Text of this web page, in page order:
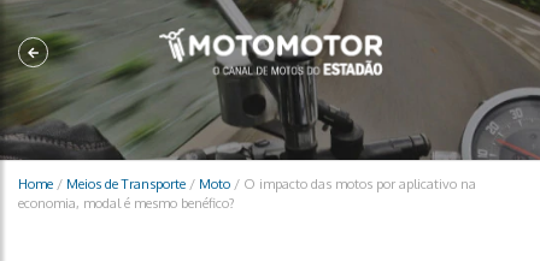
Home / Meios de Transporte / Moto / O impacto das motos por aplicativo na
economia, modal é mesmo benéfico?